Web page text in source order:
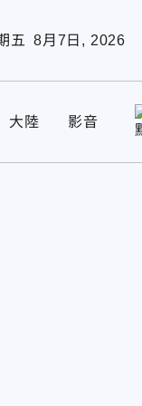
五 8月7日, 2026
大陸 影音